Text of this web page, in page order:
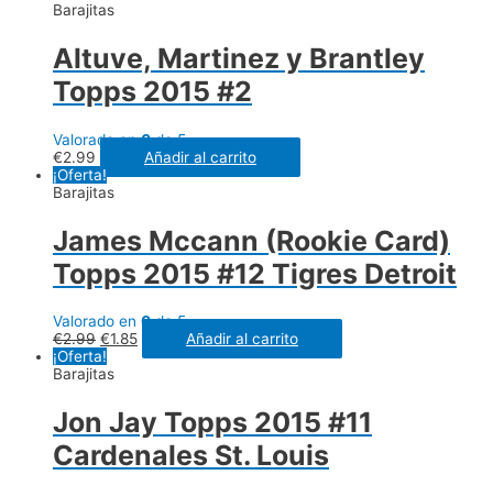
Barajitas
Altuve, Martinez y Brantley
Topps 2015 #2
Valorado en0de 5
€2.99
Añadir al carrito
¡Oferta!
Barajitas
James Mccann (Rookie Card)
Topps 2015 #12 Tigres Detroit
Valorado en 0de 5
€2.99 €1.85
Añadir al carrito
¡Oferta!
Barajitas
Jon Jay Topps 2015 #11
Cardenales St. Louis